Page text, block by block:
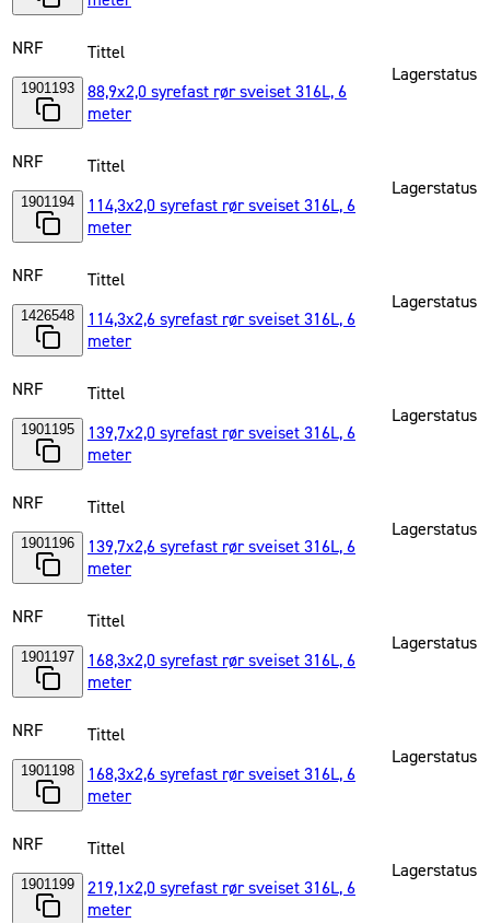
NRF
1901193
Tittel
88,9x2,0 syrefast rør sveiset 316L, 6
meter
Lagerstatus
NRF
1901194
Tittel
114,3x2,0 syrefast rør sveiset 316L, 6
meter
Lagerstatus
NRF
1426548
Tittel
114,3x2,6 syrefast rør sveiset 316L, 6
meter
Lagerstatus
NRF
1901195
Tittel
139,7x2,0 syrefast rør sveiset 316L, 6
meter
Lagerstatus
NRF
1901196
Tittel
139,7x2,6 syrefast rør sveiset 316L, 6
meter
Lagerstatus
NRF
1901197
Tittel
168,3x2,0 syrefast rør sveiset 316L, 6
meter
Lagerstatus
NRF
1901198
Tittel
168,3x2,6 syrefast rør sveiset 316L, 6
meter
Lagerstatus
NRF
1901199
Tittel
219,1x2,0 syrefast rør sveiset 316L, 6
meter
Lagerstatus